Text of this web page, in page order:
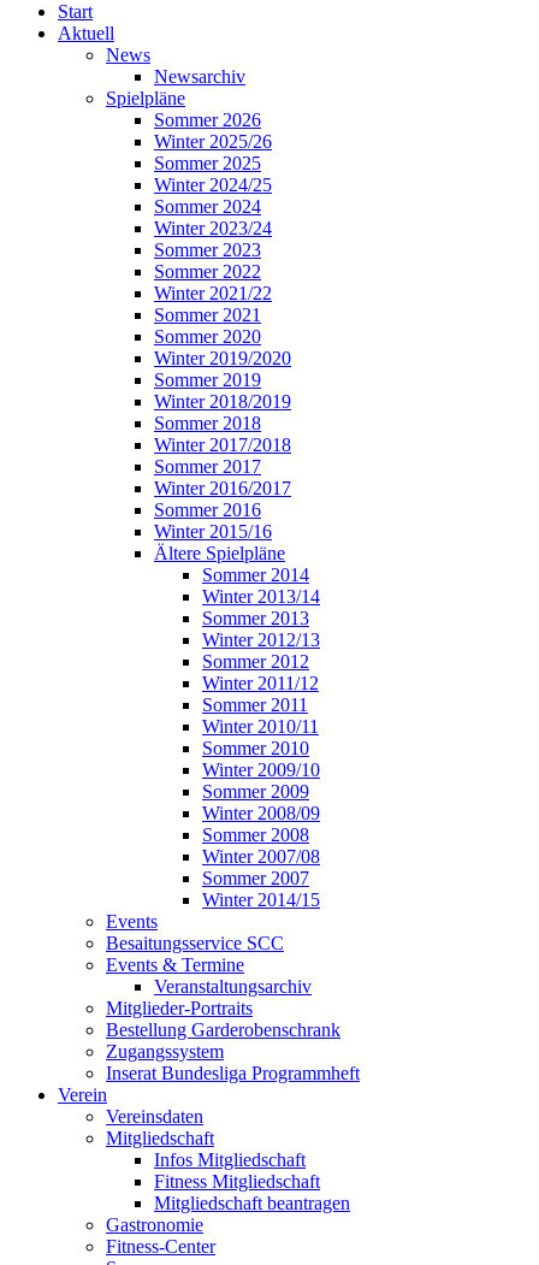
Start
Aktuell
News
Newsarchiv
Spielpläne
Sommer 2026
Winter 2025/26
Sommer 2025
Winter 2024/25
Sommer 2024
Winter 2023/24
Sommer 2023
Sommer 2022
Winter 2021/22
Sommer 2021
Sommer 2020
Winter 2019/2020
Sommer 2019
Winter 2018/2019
Sommer 2018
Winter 2017/2018
Sommer 2017
Winter 2016/2017
Sommer 2016
Winter 2015/16
Ältere Spielpläne
Sommer 2014
Winter 2013/14
Sommer 2013
Winter 2012/13
Sommer 2012
Winter 2011/12
Sommer 2011
Winter 2010/11
Sommer 2010
Winter 2009/10
Sommer 2009
Winter 2008/09
Sommer 2008
Winter 2007/08
Sommer 2007
Winter 2014/15
Events
Besaitungsservice SCC
Events & Termine
Veranstaltungsarchiv
Mitglieder-Portraits
Bestellung Garderobenschrank
Zugangssystem
Inserat Bundesliga Programmheft
Verein
Vereinsdaten
Mitgliedschaft
Infos Mitgliedschaft
Fitness Mitgliedschaft
Mitgliedschaft beantragen
Gastronomie
Fitness-Center